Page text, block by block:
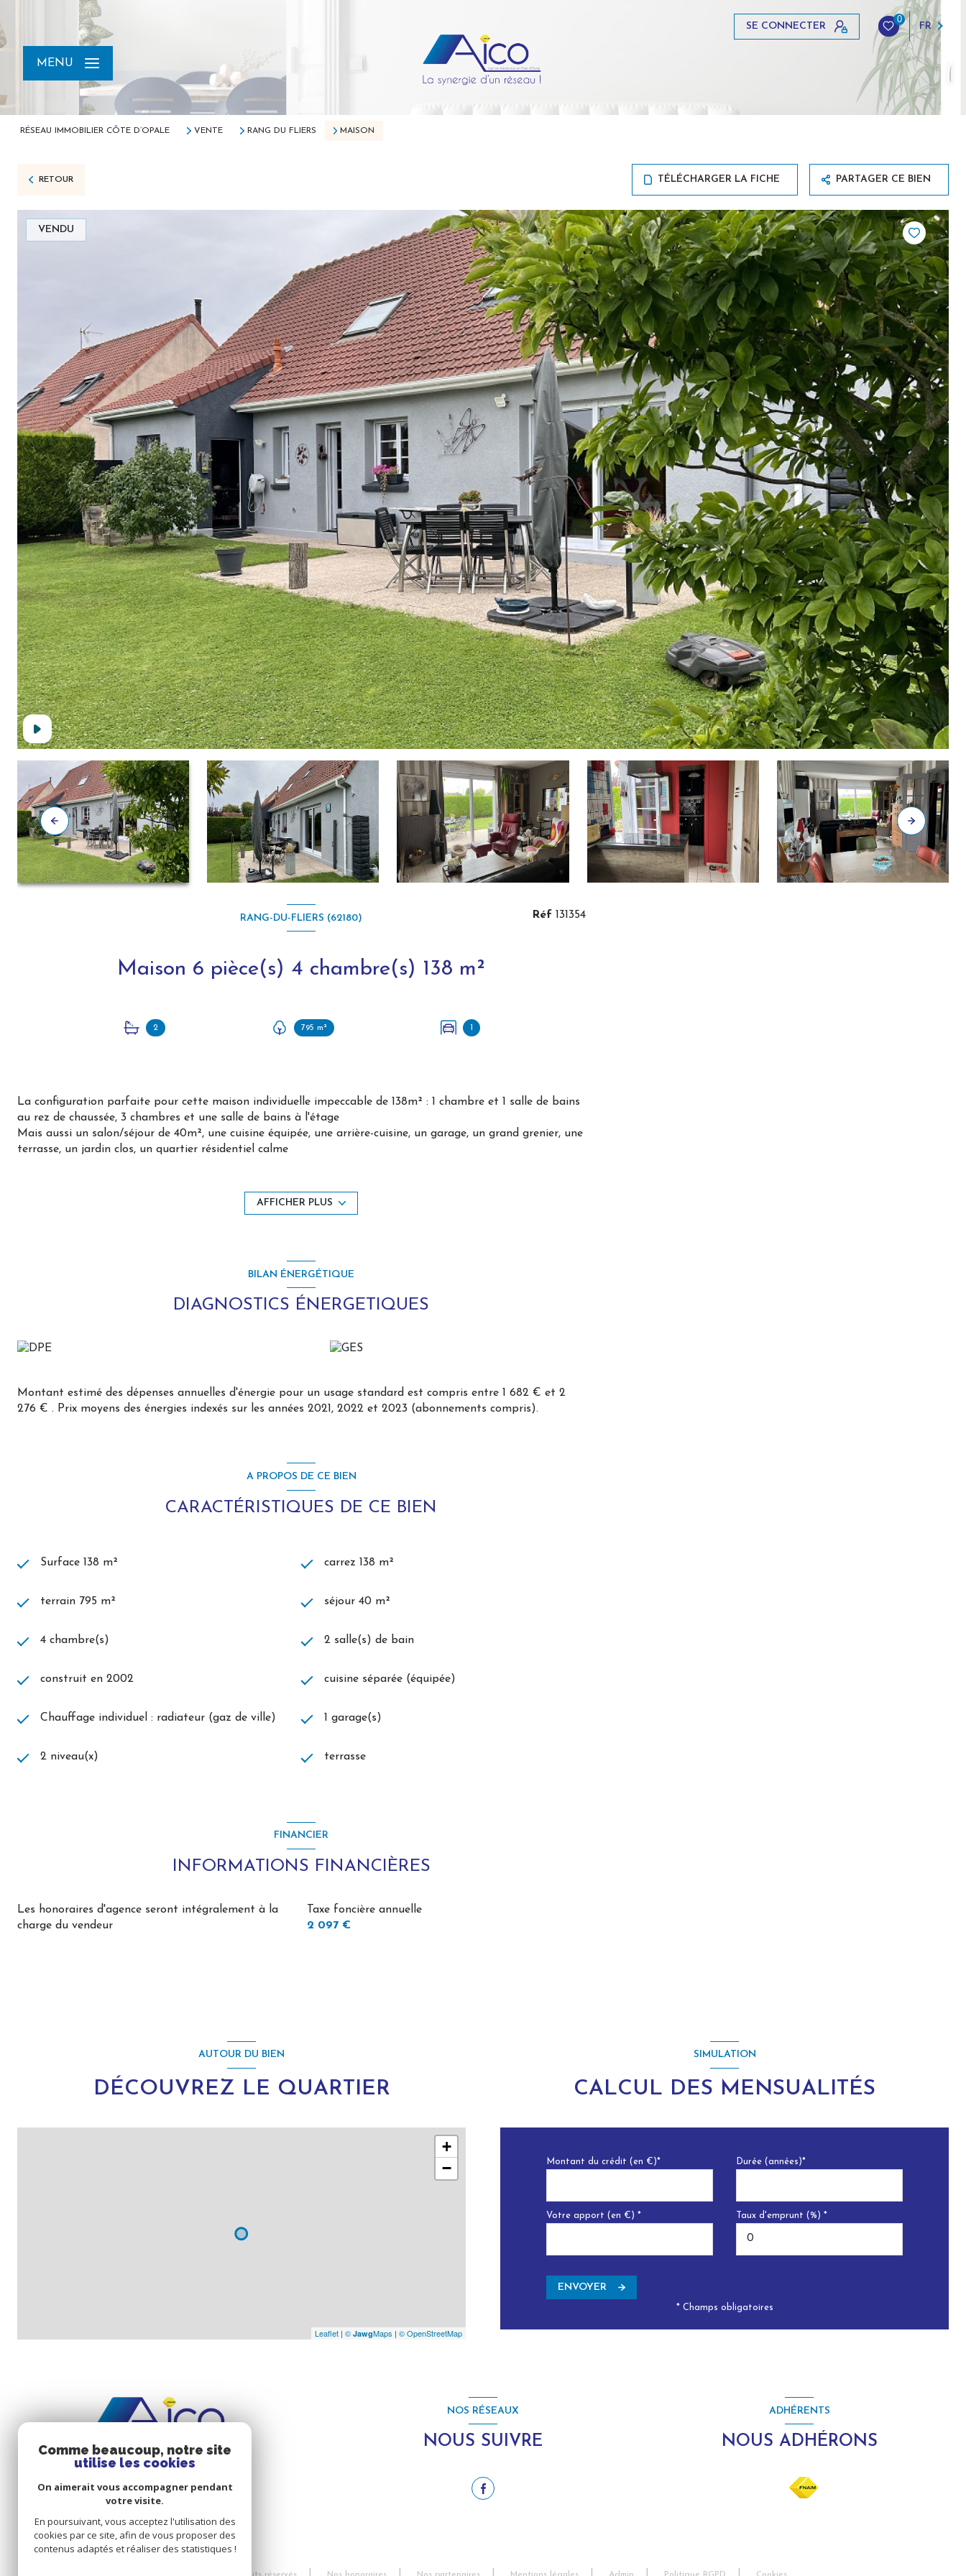
SE CONNECTER
0
FR
MENU
RÉSEAU IMMOBILIER CÔTE D’OPALE VENTE RANG DU FLIERS MAISON
RETOUR TÉLÉCHARGER LA FICHE PARTAGER CE BIEN
VENDU
RANG-DU-FLIERS (62180)
Maison 6 pièce(s) 4 chambre(s) 138 m²
2 795 m² 1
Réf 131354
La configuration parfaite pour cette maison individuelle impeccable de 138m² : 1 chambre et 1 salle de bains
au rez de chaussée, 3 chambres et une salle de bains à l'étage
Mais aussi un salon/séjour de 40m², une cuisine équipée, une arrière-cuisine, un garage, un grand grenier, une
terrasse, un jardin clos, un quartier résidentiel calme
Les informations sur les risques auxquels ce bien est exposé sont disponibles sur le site Géorisques :
AFFICHER PLUS
BILAN ÉNERGÉTIQUE
DIAGNOSTICS ÉNERGETIQUES
Montant estimé des dépenses annuelles d'énergie pour un usage standard est compris entre 1 682 € et 2
276 € . Prix moyens des énergies indexés sur les années 2021, 2022 et 2023 (abonnements compris).
A PROPOS DE CE BIEN
CARACTÉRISTIQUES DE CE BIEN
Surface 138 m² carrez 138 m²
terrain 795 m² séjour 40 m²
4 chambre(s) 2 salle(s) de bain
construit en 2002 cuisine séparée (équipée)
Chauffage individuel : radiateur (gaz de ville) 1 garage(s)
2 niveau(x) terrasse
FINANCIER
INFORMATIONS FINANCIÈRES
Les honoraires d'agence seront intégralement à la
charge du vendeur
Taxe foncière annuelle
2 097 €
AUTOUR DU BIEN
DÉCOUVREZ LE QUARTIER
+
−
Leaflet | © JawgMaps | © OpenStreetMap
SIMULATION
CALCUL DES MENSUALITÉS
Montant du crédit (en €)* Durée (années)*
Votre apport (en €) * Taux d'emprunt (%) *
ENVOYER
* Champs obligatoires
NOS RÉSEAUX
NOUS SUIVRE
ADHÉRENTS
NOUS ADHÉRONS
Comme beaucoup, notre site
utilise les cookies
On aimerait vous accompagner pendant
votre visite.
En poursuivant, vous acceptez l'utilisation des
cookies par ce site, afin de vous proposer des
contenus adaptés et réaliser des statistiques !